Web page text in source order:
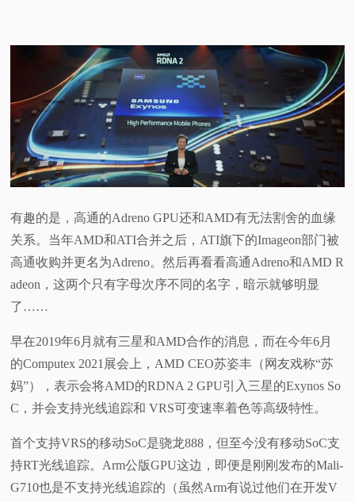
有趣的是，高通的Adreno GPU还和AMD有无法割舍的血缘
关系。当年AMD和ATI合并之后，ATI旗下的Imageon部门被
高通收购并更名为Adreno。然后再看看高通Adreno和AMD R
adeon，这两个只有字母次序不同的名字，暗示就够明显
了……
早在2019年6月就有三星和AMD合作的消息，而在今年6月
的Computex 2021展会上，AMD CEO苏姿丰（网友戏称“苏
妈”），表示会将AMD的RDNA 2 GPU引入三星的Exynos So
C，并会支持光线追踪和 VRS可变速率着色等高级特性。
首个支持VRS的移动SoC是骁龙888，但至今没有移动SoC支
持RT光线追踪。Arm公版GPU这边，即便是刚刚发布的Mali-
G710也是不支持光线追踪的（虽然Arm有说过他们在开发V